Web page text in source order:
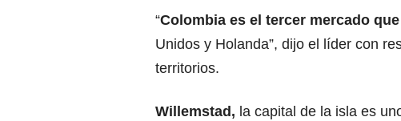
“Colombia es el tercer mercado
Unidos y Holanda”, dijo el líder con
territorios.
Willemstad, la capital de la isla es